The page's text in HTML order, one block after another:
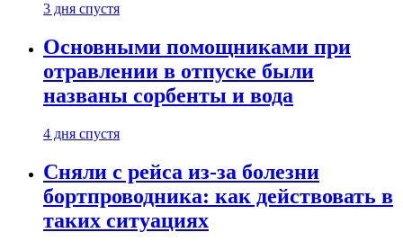
3 дня спустя
Основными помощниками при
отравлении в отпуске были
названы сорбенты и вода
4 дня спустя
Сняли с рейса из-за болезни
бортпроводника: как действовать в
таких ситуациях